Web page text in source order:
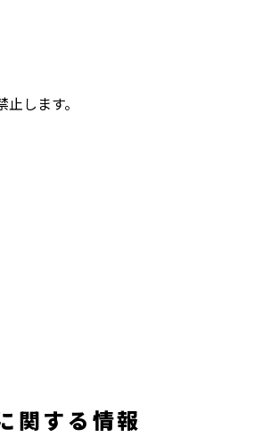
します。
関する情報